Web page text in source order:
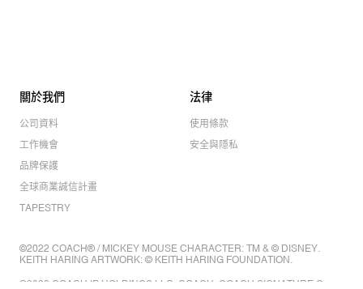
關於我們
公司資料
工作機會
品牌保護
全球商業誠信計畫
TAPESTRY
法律
使用條款
安全與隱私
©2022 COACH® / MICKEY MOUSE CHARACTER: TM & © DISNEY.
KEITH HARING ARTWORK: © KEITH HARING FOUNDATION.
©2022 COACH IP HOLDINGS LLC. COACH, COACH SIGNATURE C